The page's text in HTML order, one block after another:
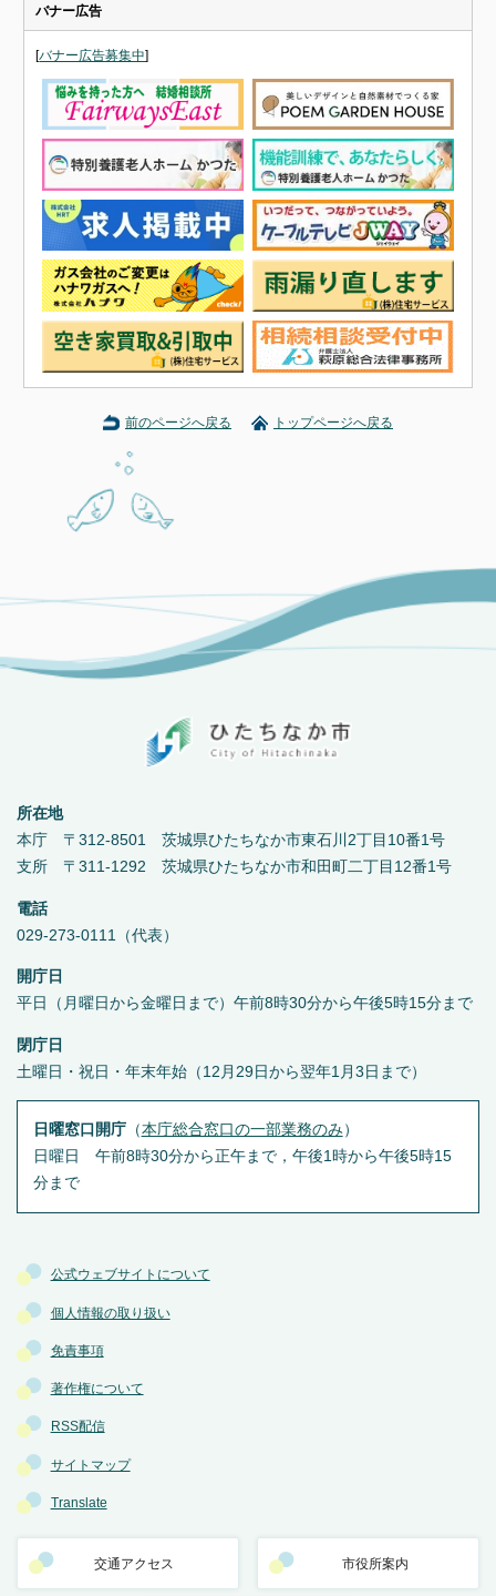
バナー広告
[バナー広告募集中]
前のページへ戻る トップページへ戻る
公式ウェブサイトについて
個人情報の取り扱い
免責事項
著作権について
RSS配信
サイトマップ
Translate
交通アクセス 市役所案内
所在地
本庁 〒312-8501 茨城県ひたちなか市東石川2丁目10番1号
支所 〒311-1292 茨城県ひたちなか市和田町二丁目12番1号
電話
029-273-0111（代表）
開庁日
平日（月曜日から金曜日まで）午前8時30分から午後5時15分まで
閉庁日
土曜日・祝日・年末年始（12月29日から翌年1月3日まで）
日曜窓口開庁（本庁総合窓口の一部業務のみ ）
日曜日 午前8時30分から正午まで，午後1時から午後5時15
分まで